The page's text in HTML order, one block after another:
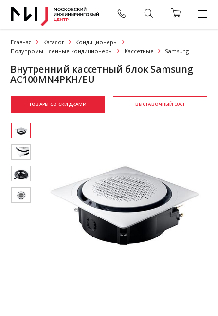
Главная Каталог
Кондиционеры
Полупромышленные кондиционеры
Кассетные Samsung
Внутренний кассетный блок Samsung
AC100MN4PKH/EU
ТОВАРЫ СО СКИДКАМИ ВЫСТАВОЧНЫЙ ЗАЛ